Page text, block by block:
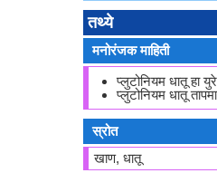
तथ्ये
मनोरंजक माहिती
प्लुटोनियम धातू हा
प्लुटोनियम धातू
स्रोत
खाण, धातू